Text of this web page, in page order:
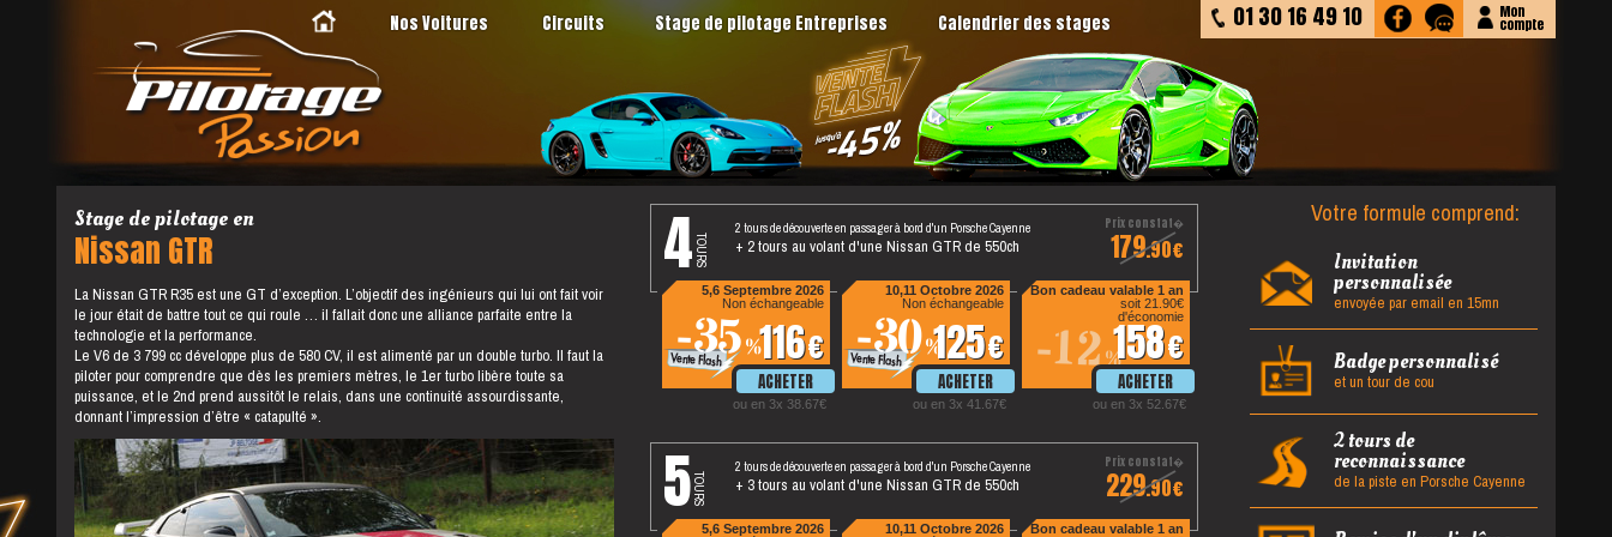
Nos Voitures Circuits Stage de pilotage Entreprises Calendrier des stages 01 30 16 49 10 Mon
compte
Stage de pilotage en
Nissan GTR
La Nissan GTR R35 est une GT d’exception. L’objectif des ingénieurs qui lui ont fait voir
le jour était de battre tout ce qui roule … il fallait donc une alliance parfaite entre la
technologie et la performance.
Le V6 de 3 799 cc développe plus de 580 CV, il est alimenté par un double turbo. Il faut la
piloter pour comprendre que dès les premiers mètres, le 1er turbo libère toute sa
puissance, et le 2nd prend aussitôt le relais, dans une continuité assourdissante,
donnant l’impression d’être « catapulté ».
4tours
2 tours de découverte en passager à bord d'un Porsche Cayenne
+ 2 tours au volant d'une Nissan GTR de 550ch 179.90
Bon cadeau valable 1 an
158
ou en 3x 52.67
-12%
soit 21.90
d'économie
10,11 Octobre 2026
Non échangeable
125
ou en 3x 41.67
-30%
5,6 Septembre 2026
Non échangeable
116
ou en 3x 38.67
-35%
5tours
2 tours de découverte en passager à bord d'un Porsche Cayenne
+ 3 tours au volant d'une Nissan GTR de 550ch 229.90
Bon cadeau valable 1 an
10,11 Octobre 2026
5,6 Septembre 2026
Votre formule comprend:
Invitation
personnalisée
envoyée par email en 15mn
Badge personnalisé
et un tour de cou
2 tours de
reconnaissance
de la piste en Porsche Cayenne